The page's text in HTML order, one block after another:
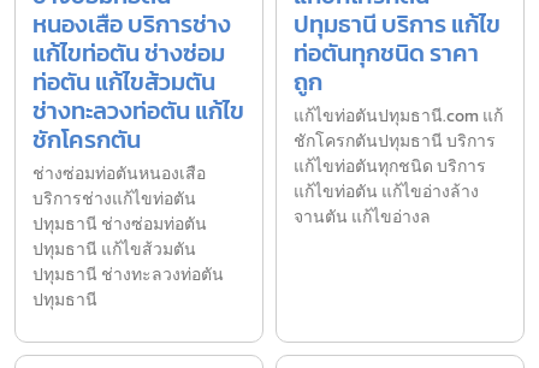
หนองเสือ บริการช่าง
แก้ไขท่อตัน ช่างซ่อม
ท่อตัน แก้ไขส้วมตัน
ช่างทะลวงท่อตัน แก้ไข
ชักโครกตัน
ช่างซ่อมท่อตันหนองเสือ
บริการช่างแก้ไขท่อตัน
ปทุมธานี ช่างซ่อมท่อตัน
ปทุมธานี แก้ไขส้วมตัน
ปทุมธานี ช่างทะลวงท่อตัน
ปทุมธานี
ปทุมธานี บริการ แก้ไข
ท่อตันทุกชนิด ราคา
ถูก
แก้ไขท่อตันปทุมธานี.com แก้
ชักโครกตันปทุมธานี บริการ
แก้ไขท่อตันทุกชนิด บริการ
แก้ไขท่อตัน แก้ไขอ่างล้าง
จานตัน แก้ไขอ่างล